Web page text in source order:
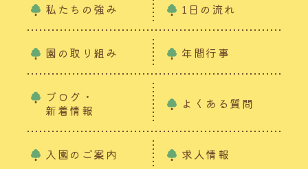
私たちの強み 1日の流れ
園の取り組み 年間行事
ブログ・
新着情報
よくある質問
入園のご案内 求人情報